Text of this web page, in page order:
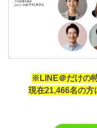
※LINE＠だけの
現在21,466名の方